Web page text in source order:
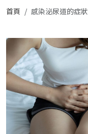
首頁 感染泌尿道的症狀